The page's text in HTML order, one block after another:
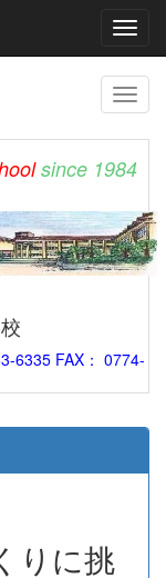
since 1984
6335 FAX： 0774-
りに挑